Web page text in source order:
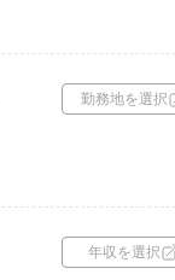
勤務地を選択
年収を選択